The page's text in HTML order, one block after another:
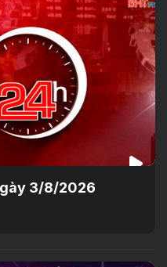
3/8/2026